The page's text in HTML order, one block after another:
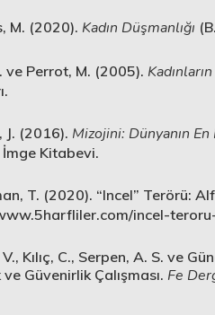
M. (2020). Kadın Düşmanlığı
ve Perrot, M. (2005).
J. (2016). Mizojini: Dünyanın
Kitabevi.
T. (2020). “Incel” Terörü:
incel-
Kılıç, C., Serpen, A. S. ve
Güvenirlik Çalışması. Fe